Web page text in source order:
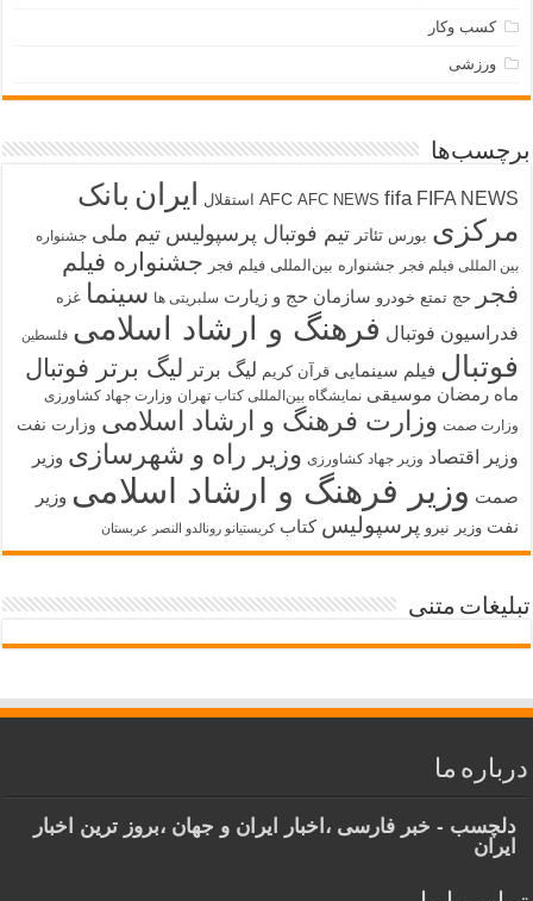
کسب وکار
ورزشی
برچسب‌ها
AFC AFC NEWS fifa FIFA NEWS استقلال ایران بانک
مرکزی بورس تئاتر تیم فوتبال پرسپولیس تیم ملی جشنواره
بین المللی فیلم فجر جشنواره بین‌المللی فیلم فجر جشنواره فیلم
فجر
حج تمتع خودرو سازمان حج و زیارت سلبریتی ها سینما غزه
فدراسیون فوتبال فرهنگ و ارشاد اسلامی فلسطین
فوتبال فیلم سینمایی قرآن کریم لیگ برتر لیگ برتر فوتبال
ماه رمضان موسیقی نمایشگاه بین‌المللی کتاب تهران وزارت جهاد کشاورزی
وزارت صمت وزارت فرهنگ و ارشاد اسلامی وزارت نفت
وزیر اقتصاد وزیر جهاد کشاورزی وزیر راه و شهرسازی وزیر
صمت وزیر فرهنگ و ارشاد اسلامی وزیر
نفت وزیر نیرو پرسپولیس کتاب کریستیانو رونالدو النصر عربستان
تبلیغات متنی
درباره ما
دلچسب - خبر فارسی ،اخبار ایران و جهان ،بروز ترین اخبار
ایران